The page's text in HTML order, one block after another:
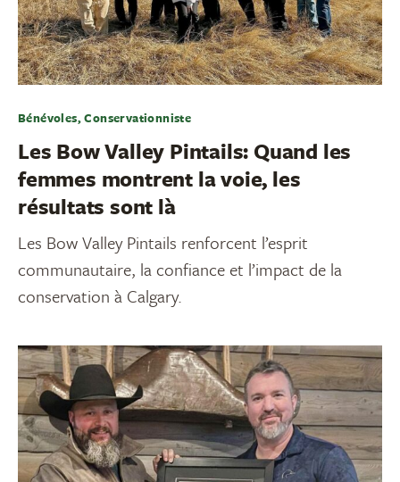
Bénévoles, Conservationniste
Les Bow Valley Pintails: Quand les
femmes montrent la voie, les
résultats sont là
Les Bow Valley Pintails renforcent l’esprit
communautaire, la confiance et l’impact de la
conservation à Calgary.